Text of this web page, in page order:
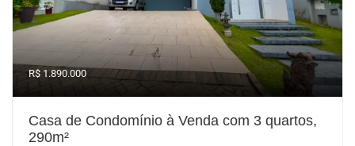
R$ 1.890.000
Casa de Condomínio à Venda com 3 quartos,
290m²